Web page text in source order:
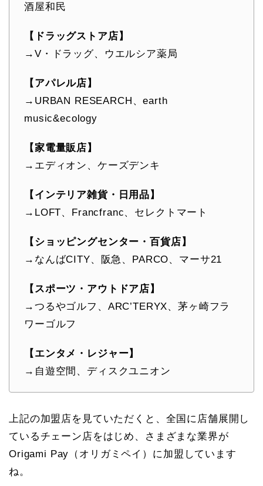
酒屋和民
【ドラッグストア店】
→V・ドラッグ、ウエルシア薬局
【アパレル店】
→URBAN RESEARCH、earth
music&ecology
【家電量販店】
→エディオン、ケーズデンキ
【インテリア雑貨・日用品】
→LOFT、Francfranc、セレクトマート
【ショッピングセンター・百貨店】
→なんばCITY、阪急、PARCO、マーサ21
【スポーツ・アウトドア店】
→つるやゴルフ、ARC’TERYX、茅ヶ崎フラ
ワーゴルフ
【エンタメ・レジャー】
→自遊空間、ディスクユニオン
上記の加盟店を見ていただくと、全国に店舗展開し
ているチェーン店をはじめ、さまざまな業界が
Origami Pay （オリガミペイ） に加盟しています
ね。